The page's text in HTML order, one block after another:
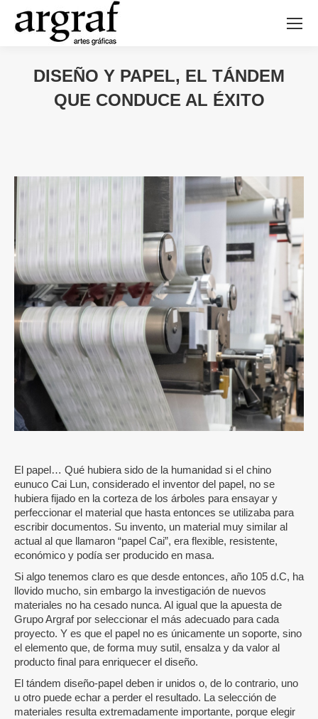
DISEÑO Y PAPEL, EL TÁNDEM
QUE CONDUCE AL ÉXITO
El papel… Qué hubiera sido de la humanidad si el chino
eunuco Cai Lun, considerado el inventor del papel, no se
hubiera fijado en la corteza de los árboles para ensayar y
perfeccionar el material que hasta entonces se utilizaba para
escribir documentos. Su invento, un material muy similar al
actual al que llamaron “papel Cai”, era flexible, resistente,
económico y podía ser producido en masa.
Si algo tenemos claro es que desde entonces, año 105 d.C, ha
llovido mucho, sin embargo la investigación de nuevos
materiales no ha cesado nunca. Al igual que la apuesta de
Grupo Argraf por seleccionar el más adecuado para cada
proyecto. Y es que el papel no es únicamente un soporte, sino
el elemento que, de forma muy sutil, ensalza y da valor al
producto final para enriquecer el diseño.
El tándem diseño-papel deben ir unidos o, de lo contrario, uno
u otro puede echar a perder el resultado. La selección de
materiales resulta extremadamente importante, porque elegir